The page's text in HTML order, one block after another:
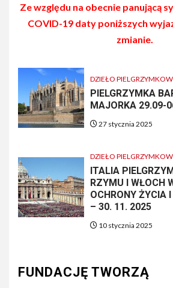
Ze względu na obecnie panującą
COVID-19 daty poniższych
zmianie.
DZIEŁO
PIELGRZYMKA
MAJORKA 29.09-
27 stycznia 2025
DZIEŁO
ITALIA
RZYMU I WŁOCH
OCHRONY ŻYCIA
– 30. 11. 2025
10 stycznia 2025
FUNDACJĘ TWORZĄ